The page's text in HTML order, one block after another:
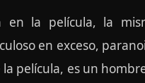
en la película, la
en exceso,
película, es un